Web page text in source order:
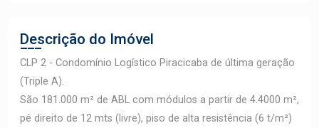
Descrição do Imóvel
CLP 2 - Condomínio Logístico Piracicaba de última geração
(Triple A).
São 181.000 m² de ABL com módulos a partir de 4.4000 m²,
pé direito de 12 mts (livre), piso de alta resistência (6 t/m²)